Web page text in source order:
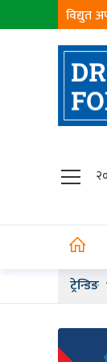
विद्युत
सहायक कम्पनी :
वायु
बायोग्यास
पेट्रोलियम
ट्रेन्डिङ
अर्ब बढीको हकप्रद